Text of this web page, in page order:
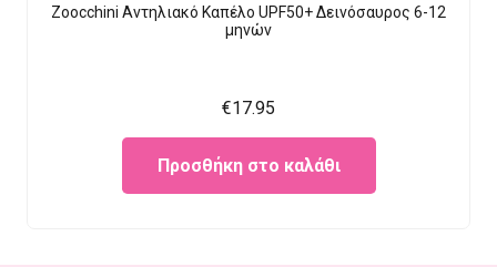
Zoocchini Αντηλιακό Καπέλο UPF50+ Δεινόσαυρος 6-12
μηνών
€17.95
Προσθήκη στο καλάθι